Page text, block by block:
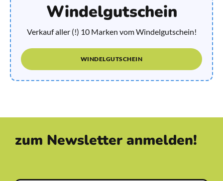
Windelgutschein
Verkauf aller (!) 10 Marken vom Windelgutschein!
WINDELGUTSCHEIN
zum Newsletter anmelden!